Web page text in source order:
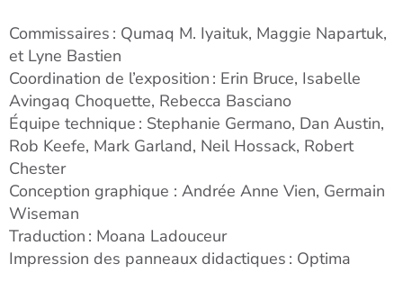
Commissaires : Qumaq M. Iyaituk, Maggie Napartuk,
et Lyne Bastien
Coordination de l’exposition : Erin Bruce, Isabelle
Avingaq Choquette, Rebecca Basciano
Équipe technique : Stephanie Germano, Dan Austin,
Rob Keefe, Mark Garland, Neil Hossack, Robert
Chester
Conception graphique : Andrée Anne Vien, Germain
Wiseman
Traduction : Moana Ladouceur
Impression des panneaux didactiques : Optima